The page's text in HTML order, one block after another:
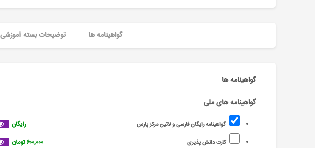
گواهینامه ها توضیحات بسته آموزشی
گواهینامه ها
گواهینامه های ملی
گواهینامه رایگان فارسی و لاتین مرکز پارس رایگان
کارت دانش پذیری ۶۰۰,۰۰۰ تومان